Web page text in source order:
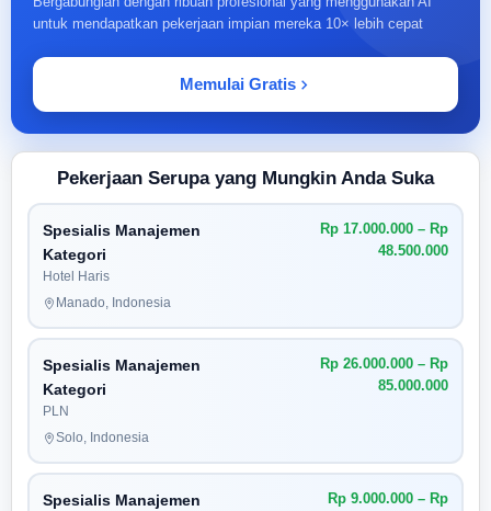
untuk mendapatkan pekerjaan impian mereka 10× lebih cepat
Memulai Gratis
Pekerjaan Serupa yang Mungkin Anda Suka
Spesialis Manajemen
Kategori
Hotel Haris
Rp 17.000.000 – Rp
48.500.000
Manado, Indonesia
Spesialis Manajemen
Kategori
PLN
Rp 26.000.000 – Rp
85.000.000
Solo, Indonesia
Spesialis Manajemen
Rp 9.000.000 – Rp